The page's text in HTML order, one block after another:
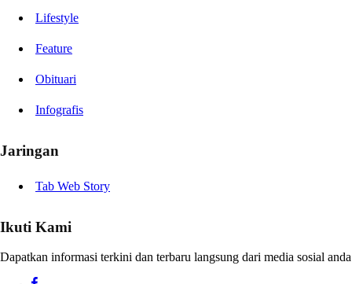
Lifestyle
Feature
Obituari
Infografis
Jaringan
Tab Web Story
Ikuti Kami
Dapatkan informasi terkini dan terbaru langsung dari media sosial anda